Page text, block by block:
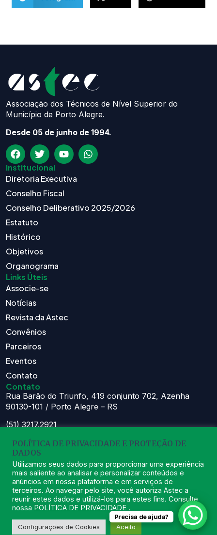
Associação dos Técnicos de Nível Superior do
Município de Porto Alegre.
Desde 05 de junho de 1994.
Institucional
Diretoria Executiva
Conselho Fiscal
Conselho Deliberativo 2025/2026
Estatuto
Histórico
Objetivos
Organograma
Links Úteis
Associe-se
Notícias
Revista da Astec
Convênios
Parceiros
Eventos
Contato
Contato
Rua Barão do Triunfo, 419 conjunto 702, Azenha
90130-101 / Porto Alegre – RS
(51) 3217.2921
Atendimento:
Seg à Sex das 8h – 11:30h e 13h – 16:30h
astec@astecpmpa.com.br
2026 ASTEC. Todos os Direitos Reservados.
Desenvolvido por Nexx
POLÍTICA DE PRIVACIDADE E PROTEÇÃO DE
DADOS
Utilizamos seus dados para proporcionar uma experiência
mais saliente ao analisar e personalizar conteúdos e
anúncios em nossa plataforma e em serviços de
terceiros. Ao navegar pelo site, você autoriza Astec a
reunir estes dados e utilizá-los para estes fins. Consulte
nossa POLÍTICA DE PRIVACIDADE .
Configurações de Cookies Aceito
Precisa de ajuda?